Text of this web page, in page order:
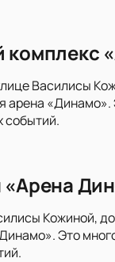
Василисы
арена
событий.
Кожиной,
Это